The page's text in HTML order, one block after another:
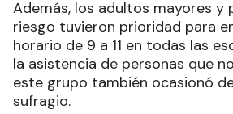
Además, los adultos mayores y
riesgo tuvieron prioridad para
horario de 9 a 11 en todas las
la asistencia de personas que
este grupo también ocasionó
sufragio.